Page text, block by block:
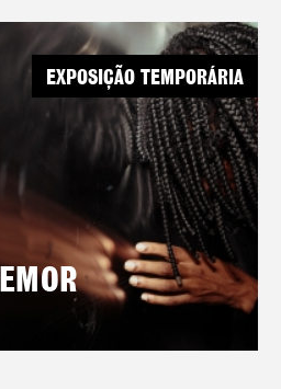
EXPOSIÇÃO TEMPORÁRIA